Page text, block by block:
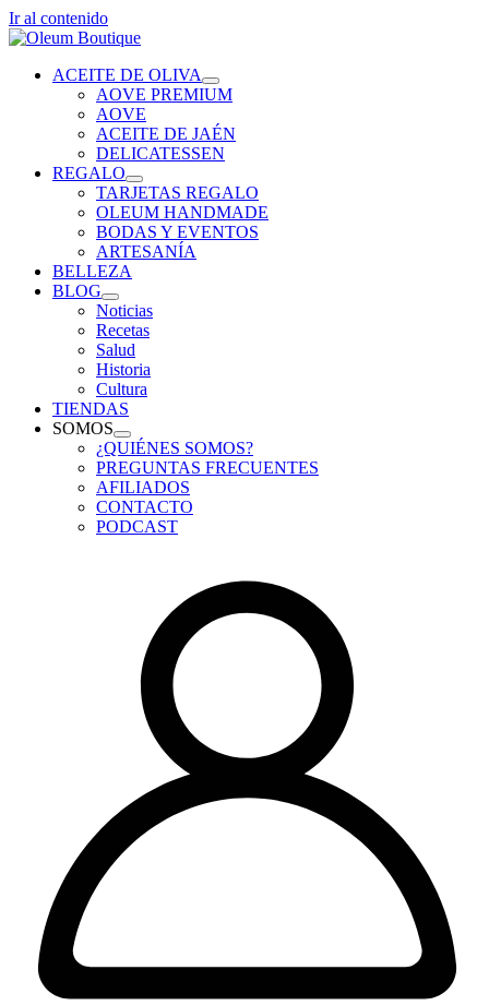
Ir al contenido
ACEITE DE OLIVA
AOVE PREMIUM
AOVE
ACEITE DE JAÉN
DELICATESSEN
REGALO
TARJETAS REGALO
OLEUM HANDMADE
BODAS Y EVENTOS
ARTESANÍA
BELLEZA
BLOG
Noticias
Recetas
Salud
Historia
Cultura
TIENDAS
SOMOS
¿QUIÉNES SOMOS?
PREGUNTAS FRECUENTES
AFILIADOS
CONTACTO
PODCAST